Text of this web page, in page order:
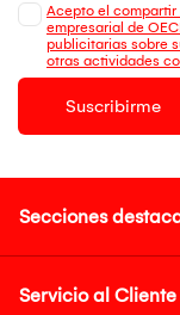
Acepto el
empresarial de
publicitarias sobre
otras actividades
Suscribirme
Secciones
Servicio al Cliente